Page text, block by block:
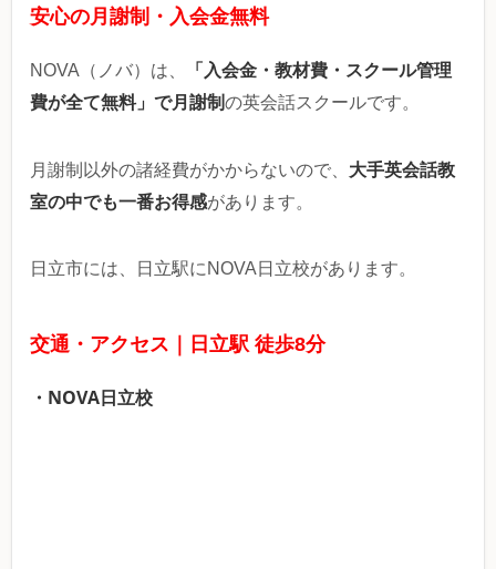
安心の月謝制・入会金無料
NOVA（ノバ）は、
「入会金・教材費・スクール管理
費が全て無料」で月謝制の英会話スクールです。
月謝制以外の諸経費がかからないので、 大手英会話教
室の中でも一番お得感があります。
日立市には、日立駅にNOVA日立校があります。
交通・アクセス｜日立駅 徒歩8分
・NOVA日立校